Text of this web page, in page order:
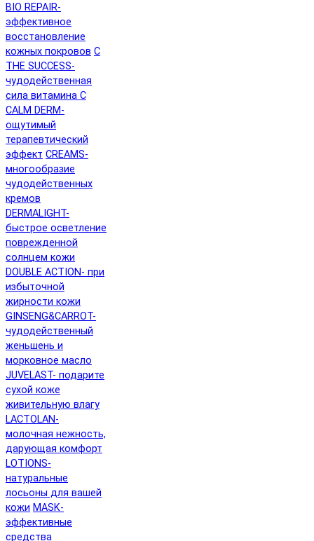
BIO REPAIR-
эффективное
восстановление
кожных покровов C
THE SUCCESS-
чудодейственная
сила витамина C
CALM DERM-
ощутимый
терапевтический
эффект CREAMS-
многообразие
чудодейственных
кремов
DERMALIGHT-
быстрое осветление
поврежденной
солнцем кожи
DOUBLE ACTION- при
избыточной
жирности кожи
GINSENG&CARROT-
чудодейственный
женьшень и
морковное масло
JUVELAST- подарите
сухой коже
живительную влагу
LACTOLAN-
молочная нежность,
дарующая комфорт
LOTIONS-
натуральные
лосьоны для вашей
кожи MASK-
эффективные
средства